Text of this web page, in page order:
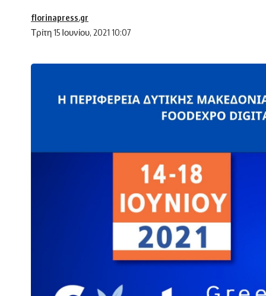
Τρίτη 15 Ιουνίου, 2021 10:07
florinapress.gr